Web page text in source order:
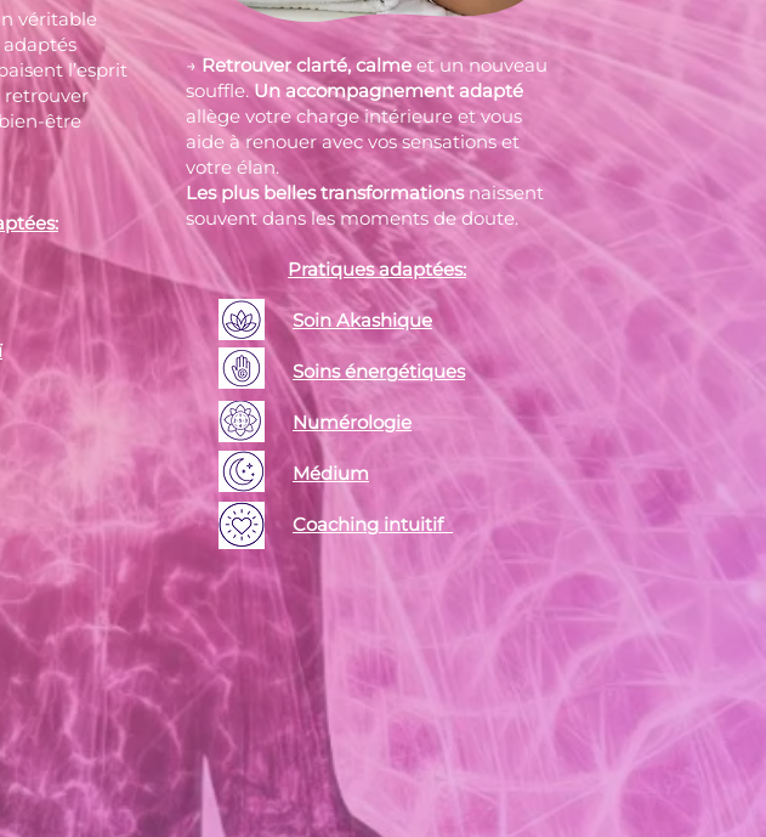
et bien-être
Buch
émotionnelle et
véritable
adaptés
l’esprit
être
→ Retrouver clarté, calme et un nouveau
souffle.Un accompagnement adapté
allège votre charge intérieure et vous
aide à renouer avec vos sensations et
votre élan.
Les plus belles transformations naissent
souvent dans les moments de doute.
Pratiques adaptées:
​ Soin Akashique
Soins énergétiques
Numérologie
Médium
Coaching intuitif